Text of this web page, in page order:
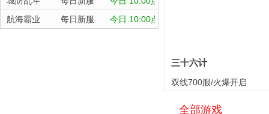
航海霸业
每日新服
今日 10:00点
三十六计
双线700服/火爆开启
全部游戏